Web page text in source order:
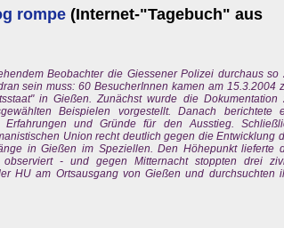
rompe (Internet-"Tagebuch" aus
Beobachter die Giessener Polizei durchaus so
sein muss: 60 BesucherInnen kamen am 15.3.2004
in Gießen. Zunächst wurde die Dokumentation
Beispielen vorgestellt. Danach berichtete
und Gründe für den Ausstieg.
Union recht deutlich gegen die Entwicklung
in Gießen im Speziellen. Den Höhepunkt lieferte
- und gegen Mitternacht stoppten drei
HU am Ortsausgang von Gießen und durchsuchten